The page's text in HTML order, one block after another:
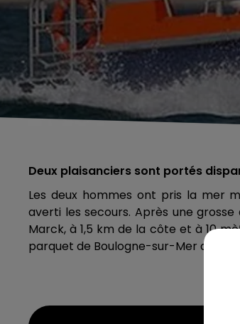
Deux plaisanciers sont portés
Les deux hommes ont pris la mer
averti les secours. Après une
Marck, à 1,5 km de la côte et à 10
parquet de Boulogne-sur-Mer a